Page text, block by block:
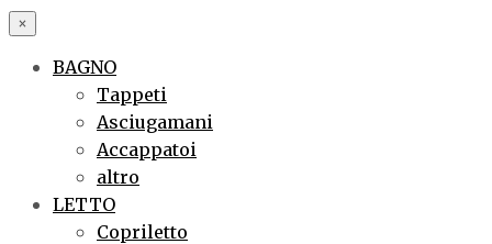
×
BAGNO
Tappeti
Asciugamani
Accappatoi
altro
LETTO
Copriletto